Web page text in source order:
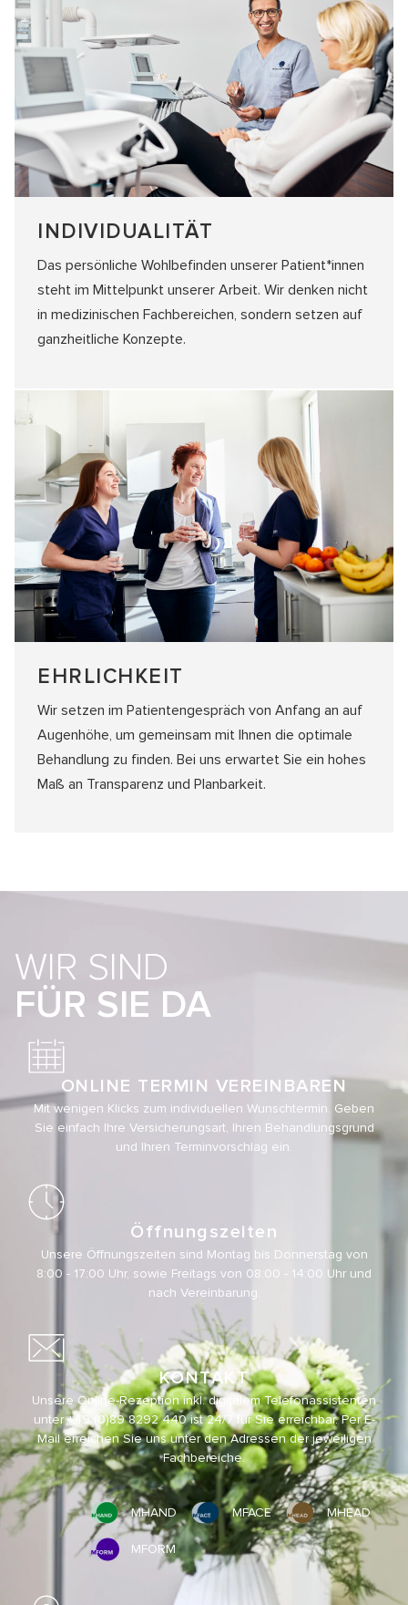
INDIVIDUALITÄT
Das persönliche Wohlbefinden unserer Patient*innen
steht im Mittelpunkt unserer Arbeit. Wir denken nicht
in medizinischen Fachbereichen, sondern setzen auf
ganzheitliche Konzepte.
EHRLICHKEIT
Wir setzen im Patientengespräch von Anfang an auf
Augenhöhe, um gemeinsam mit Ihnen die optimale
Behandlung zu finden. Bei uns erwartet Sie ein hohes
Maß an Transparenz und Planbarkeit.
WIR SIND
FÜR SIE DA
ONLINE TERMIN VEREINBAREN
Mit wenigen Klicks zum individuellen Wunschtermin. Geben
Sie einfach Ihre Versicherungsart, Ihren Behandlungsgrund
und Ihren Terminvorschlag ein.
Öffnungszeiten
Unsere Öffnungszeiten sind Montag bis Donnerstag von
8:00 - 17:00 Uhr, sowie Freitags von 08:00 - 14:00 Uhr und
nach Vereinbarung.
KONTAKT
Unsere Online-Rezeption inkl. digitalem Telefonassistenten
unter+49 (0)89 8292 440ist 24/7 für Sie erreichbar. Per E-
Mail erreichen Sie uns unter den Adressen der jeweiligen
Fachbereiche.
MHAND MFACE MHEAD
MFORM